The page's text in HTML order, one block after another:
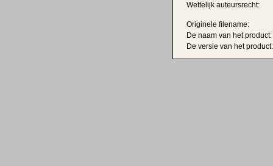
Wettelijk auteursrecht:
Originele filename:
De naam van het product:
De versie van het product: